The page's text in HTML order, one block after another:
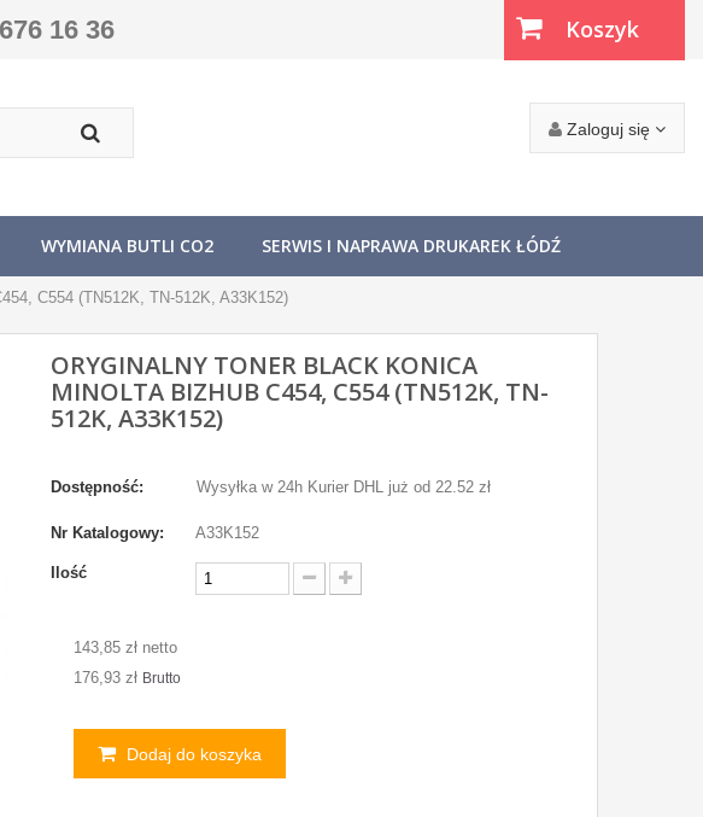
16 36
Zaloguj się
Koszyk
WYMIANA BUTLI CO2 SERWIS I NAPRAWA DRUKAREK ŁÓDŹ
C554 (TN512K, TN-512K, A33K152)
ORYGINALNY TONER BLACK KONICA
MINOLTA BIZHUB C454, C554 (TN512K, TN-
512K, A33K152)
Dostępność: Wysyłka w 24h Kurier DHL już od 22.52 zł
Nr Katalogowy: A33K152
Ilość
143,85 zł netto
176,93 zł Brutto
Dodaj do koszyka